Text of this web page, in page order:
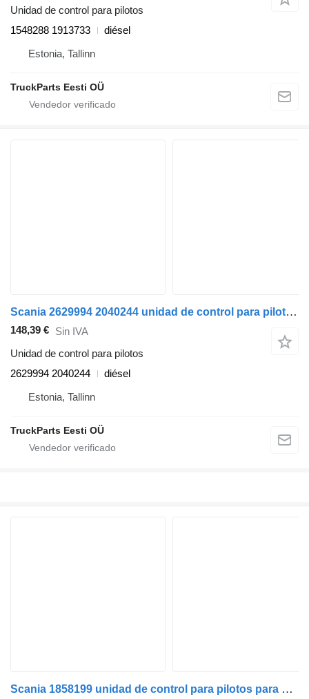
Unidad de control para pilotos
1548288 1913733
diésel
Estonia, Tallinn
TruckParts Eesti OÜ
Scania 2629994 2040244 unidad de control para pilotos para Scania L,P,G,R,S-series (2016-) cabeza tractora
148,39 € Sin IVA
Unidad de control para pilotos
2629994 2040244
diésel
Estonia, Tallinn
TruckParts Eesti OÜ
Scania 1858199 unidad de control para pilotos para Scania P,G,R,T-series (2004-2017) cabeza tractora